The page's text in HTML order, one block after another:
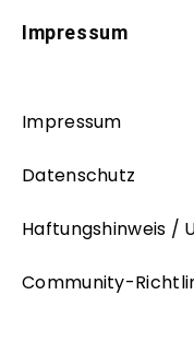
Impressum
Impressum
Datenschutz
Haftungshinweis /
Community-